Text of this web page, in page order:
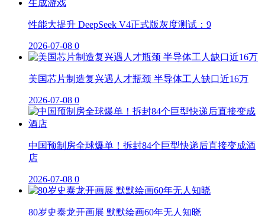
性能大提升 DeepSeek V4正式版灰度测试：9
2026-07-08 0
美国芯片制造复兴遇人才瓶颈 半导体工人缺口近16万
2026-07-08 0
中国预制房全球爆单！拆封84个巨型快递后直接变成酒
店
2026-07-08 0
80岁史泰龙开画展 默默绘画60年无人知晓